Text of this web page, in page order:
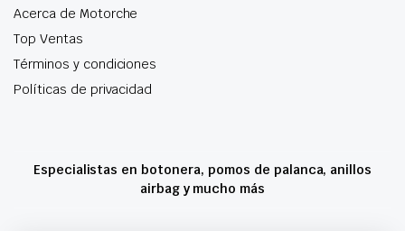
Acerca de Motorche
Top Ventas
Términos y condiciones
Políticas de privacidad
Especialistas en botonera, pomos de palanca, anillos
airbag y mucho más